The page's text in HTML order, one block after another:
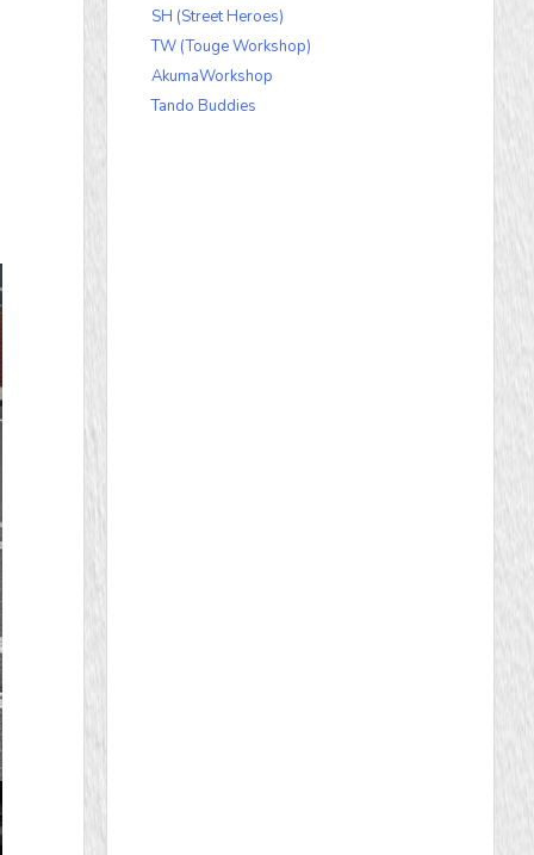
SH (Street Heroes)
TW (Touge Workshop)
AkumaWorkshop
Tando Buddies